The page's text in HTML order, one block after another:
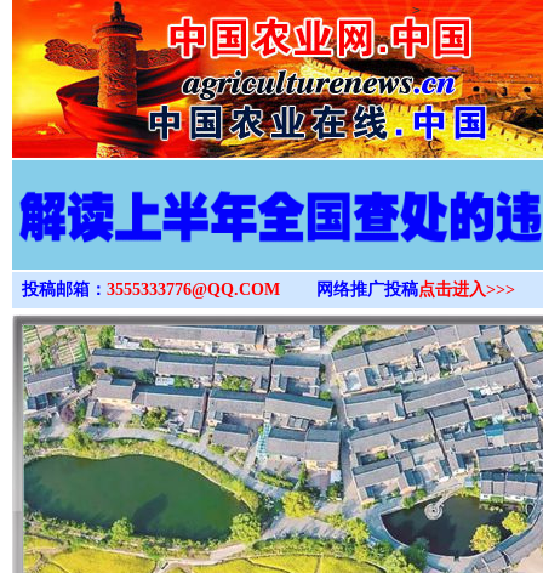
>
投稿邮箱： 3555333776@QQ.COM 网络推广投稿点击进入>>>